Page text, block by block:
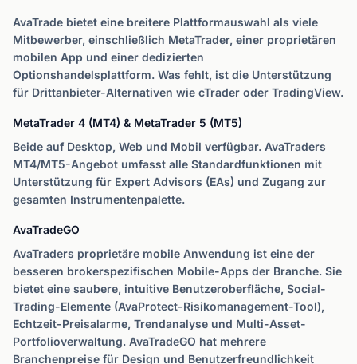
AvaTrade bietet eine breitere Plattformauswahl als viele
Mitbewerber, einschließlich MetaTrader, einer proprietären
mobilen App und einer dedizierten
Optionshandelsplattform. Was fehlt, ist die Unterstützung
für Drittanbieter-Alternativen wie cTrader oder TradingView.
MetaTrader 4 (MT4) & MetaTrader 5 (MT5)
Beide auf Desktop, Web und Mobil verfügbar. AvaTraders
MT4/MT5-Angebot umfasst alle Standardfunktionen mit
Unterstützung für Expert Advisors (EAs) und Zugang zur
gesamten Instrumentenpalette.
AvaTradeGO
AvaTraders proprietäre mobile Anwendung ist eine der
besseren brokerspezifischen Mobile-Apps der Branche. Sie
bietet eine saubere, intuitive Benutzeroberfläche, Social-
Trading-Elemente (AvaProtect-Risikomanagement-Tool),
Echtzeit-Preisalarme, Trendanalyse und Multi-Asset-
Portfolioverwaltung. AvaTradeGO hat mehrere
Branchenpreise für Design und Benutzerfreundlichkeit